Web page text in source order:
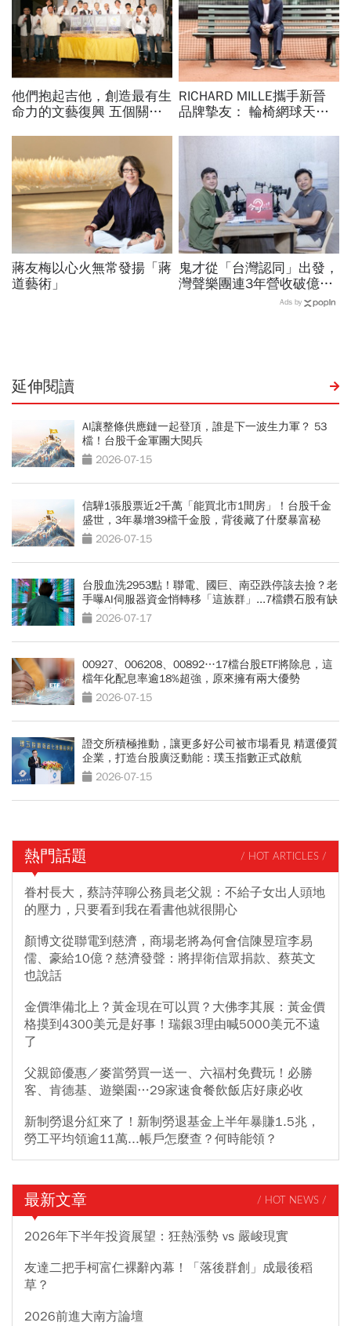
他們抱起吉他，創造最有生
命力的文藝復興 五個關鍵
RICHARD MILLE攜手新晉
品牌摯友： 輪椅網球天才
蔣友梅以心火無常發揚「蔣
道藝術」
鬼才從「台灣認同」出發，
灣聲樂團連3年營收破億！
台積電找它到熊本、施振榮
Ads by
延伸閱讀
AI讓整條供應鏈一起登頂，誰是下一波生力軍？ 53
檔！台股千金軍團大閱兵
2026-07-15
信驊1張股票近2千萬「能買北市1間房」！台股千金
盛世，3年暴增39檔千金股，背後藏了什麼暴富秘
密？2026-07-15
台股血洗2953點！聯電、國巨、南亞跌停該去撿？老
手曝AI伺服器資金悄轉移「這族群」...7檔鑽石股有缺
口直接噴
2026-07-17
00927、006208、00892…17檔台股ETF將除息，這
檔年化配息率逾18%超強，原來擁有兩大優勢
2026-07-15
證交所積極推動，讓更多好公司被市場看見 精選優質
企業，打造台股廣泛動能：璞玉指數正式啟航
2026-07-15
熱門話題 / HOT ARTICLES /
眷村長大，蔡詩萍聊公務員老父親：不給子女出人頭地
的壓力，只要看到我在看書他就很開心
顏博文從聯電到慈濟，商場老將為何會信陳昱瑄李易
儒、豪給10億？慈濟發聲：將捍衛信眾捐款、蔡英文
也說話
金價準備北上？黃金現在可以買？大佛李其展：黃金價
格摸到4300美元是好事！瑞銀3理由喊5000美元不遠
了
父親節優惠／麥當勞買一送一、六福村免費玩！必勝
客、肯德基、遊樂園…29家速食餐飲飯店好康必收
新制勞退分紅來了！新制勞退基金上半年暴賺1.5兆，
勞工平均領逾11萬...帳戶怎麼查？何時能領？
最新文章 / HOT NEWS /
2026年下半年投資展望：狂熱漲勢 vs 嚴峻現實
友達二把手柯富仁裸辭內幕！「落後群創」成最後稻
草？
2026前進大南方論壇